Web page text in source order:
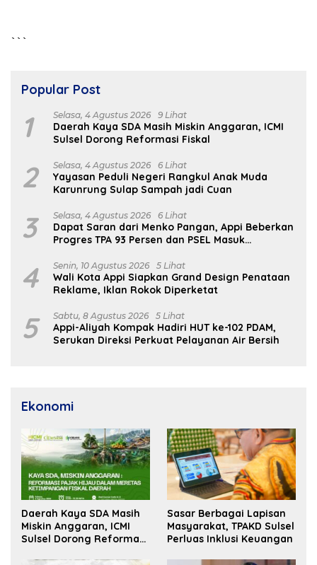
```
Popular Post
1 Selasa, 4 Agustus 2026 9 Lihat
Daerah Kaya SDA Masih Miskin Anggaran, ICMI
Sulsel Dorong Reformasi Fiskal
2 Selasa, 4 Agustus 2026 6 Lihat
Yayasan Peduli Negeri Rangkul Anak Muda
Karunrung Sulap Sampah jadi Cuan
3 Selasa, 4 Agustus 2026 6 Lihat
Dapat Saran dari Menko Pangan, Appi Beberkan
Progres TPA 93 Persen dan PSEL Masuk
4 Senin, 10 Agustus 2026 5 Lihat
Wali Kota Appi Siapkan Grand Design Penataan
Reklame, Iklan Rokok Diperketat
5 Sabtu, 8 Agustus 2026 5 Lihat
Appi-Aliyah Kompak Hadiri HUT ke-102 PDAM,
Serukan Direksi Perkuat Pelayanan Air Bersih
Ekonomi
Daerah Kaya SDA Masih
Miskin Anggaran, ICMI
Sulsel Dorong Reformasi
Sasar Berbagai Lapisan
Masyarakat, TPAKD Sulsel
Perluas Inklusi Keuangan